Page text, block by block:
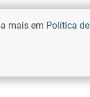
mais em Política de